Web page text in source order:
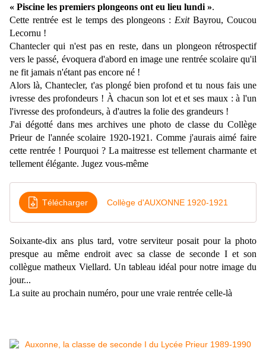
« Piscine les premiers plongeons ont eu lieu lundi ».
Cette rentrée est le temps des plongeons : ExitBayrou, Coucou
Lecornu !
Chantecler qui n'est pas en reste, dans un plongeon rétrospectif
vers le passé, évoquera d'abord en image une rentrée scolaire qu'il
ne fit jamais n'étant pas encore né !
Alors là, Chantecler, t'as plongé bien profond et tu nous fais une
ivresse des profondeurs ! À chacun son lot et et ses maux : à l'un
l'ivresse des profondeurs, à d'autres la folie des grandeurs !
J'ai dégotté dans mes archives une photo de classe du Collège
Prieur de l'année scolaire 1920-1921. Comme j'aurais aimé faire
cette rentrée ! Pourquoi ? La maitresse est tellement charmante et
tellement élégante. Jugez vous-même
Télécharger Collège d'AUXONNE 1920-1921
Soixante-dix ans plus tard, votre serviteur posait pour la photo
presque au même endroit avec sa classe de seconde I et son
collègue matheux Viellard. Un tableau idéal pour notre image du
jour...
La suite au prochain numéro, pour une vraie rentrée celle-là